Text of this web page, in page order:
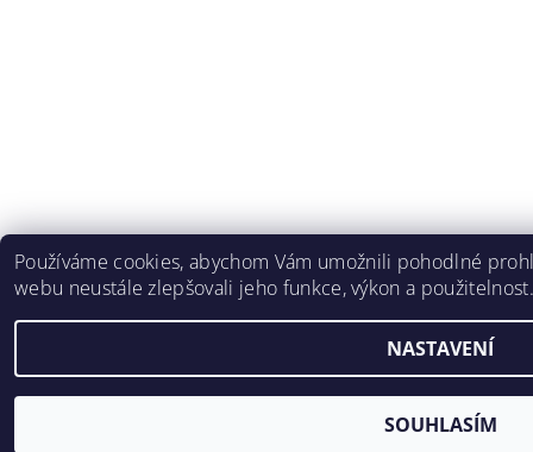
Používáme cookies, abychom Vám umožnili pohodlné
webu neustále zlepšovali jeho funkce, výkon a
NASTAVENÍ
SOUHLASÍM